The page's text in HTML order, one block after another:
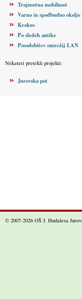
Trajnostna mobilnost
Varno in spodbudno okolje
Krokus
Po sledeh antike
Posodobitev omrežij LAN
Nekateri pretekli projekti:
Jurovska pot
© 2007-2026 OŠ J. Hudalesa